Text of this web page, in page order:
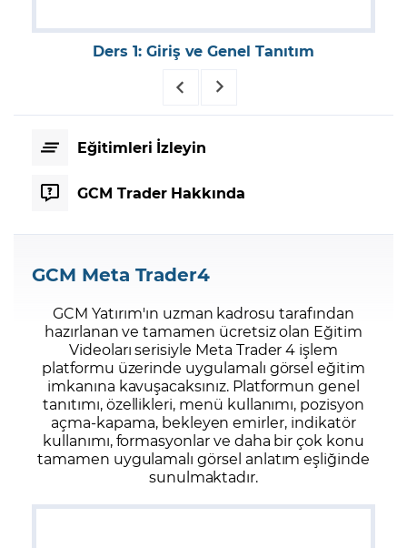
Ders 1: Giriş ve Genel Tanıtım
Eğitimleri İzleyin
GCM Trader Hakkında
GCM Meta Trader4
GCM Yatırım'ın uzman kadrosu tarafından
hazırlanan ve tamamen ücretsiz olan Eğitim
Videoları serisiyle Meta Trader 4 işlem
platformu üzerinde uygulamalı görsel eğitim
imkanına kavuşacaksınız. Platformun genel
tanıtımı, özellikleri, menü kullanımı, pozisyon
açma-kapama, bekleyen emirler, indikatör
kullanımı, formasyonlar ve daha bir çok konu
tamamen uygulamalı görsel anlatım eşliğinde
sunulmaktadır.